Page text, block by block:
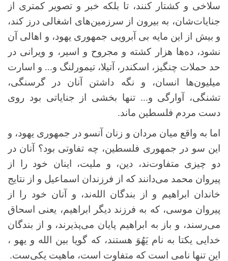
سلاخی و کشتار کنند، تا بلکه خبر و تصویر کمتری از
جنایات‌شان، به بیرون از سرزمین‌های اشغالی درز کند،
و بیش از این مایه بی آبرویی جمهوری یهود، و اهالی آن
نشود، ده‌ها هزار کشته و مجروح و اسیر، و ویرانی در
حد حملات چنگیز، اسکندر، آتیلا، تیمورلنگ و... و اسارت
میلیون‌ها انسان، و نگه داشتن آنان در گرسنگی،
تشنگی، آوارگی و... تنها بخشی از جنایاتی بود روی
دست مردم فلسطین ماند.
اما به واقع میان مردان و زنان آنسو در جمهوری یهود، و
این سو در جمهوری فلسطین، چه تفاوتی بود؟ آنان در
دو چیزی متفاوت‌ند، دین، و ملیت، اینان خود را از
پیروان محمد می‌دانند که از فرزندان اسماعیل و از نتایج
خاندان ابراهیم‌ و از بندگان الله‌ند، و آنان خود را از
پیروان موسی، که به فرزند دیگر ابراهیم، یعنی اسحاق
می‌رسند، و باز به ابراهیم پایان می‌پذیرند، و از بندگان
خدایی یکتا به نام یَهُوَ هستند، که گویا بین الله و یهو ،
این تنها نامی است که متفاوت است، ماهیت یکی‌ست.